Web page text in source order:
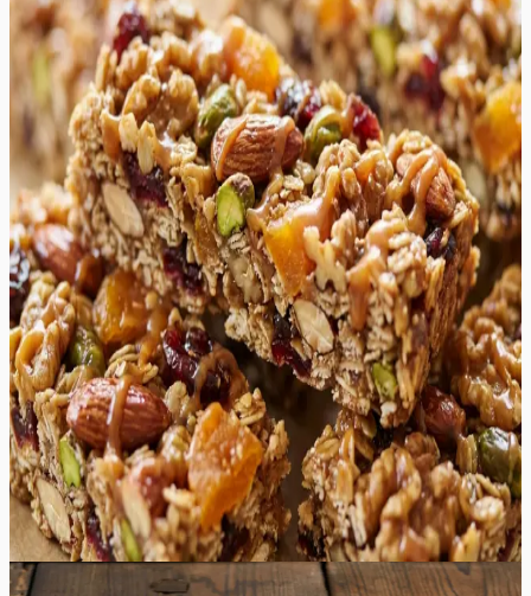
Isetehtud müslibatoonid on parim viis kontrollida oma
vahepalade toiteväärtust ja vältida poeriiulitel leiduvaid
liigseid suhkruid ning säilitusaineid. See retsept on loodud
pakkumaks täiuslikku tasakaalu aeglaselt imenduvate
süsivesikute, tervislike rasvade ja loodusliku magususe
vahel, mis annab pikaajalise energiasüsti. Müslibatoonide
valmistamine kodus on tõeline aroomiteraapia – kui
röstite kaerahelbeid ja pähkleid, täitub teie köök sooja,
pähklise ja karamellise lõhnaga, mis kutsub koheselt
proovima. Need batoonid on tekstuurilt meeldivalt
nätsked, kuid samas krõmpsuvad tänu tervetele
pähklitele ja seemnetele. See on ideaalne kaaslane
kiireks hommikusöögiks tee peal, toitvaks vahepalaks
matkarajale või tervislikuks maiustuseks laste
koolipakkidesse. Kasutades mett ja naturaalset pähklivõid
sidusainena, saavutame luksusliku tekstruuri, mis ei
murene, vaid püsib kindlalt koos. Retsept on paindlik,
võimaldades teil katsetada erinevate lisanditega vastavalt
hooajale või oma maitse-eelistustele, muutes iga teo
ainulaadseks ja põnevaks kulinaarseks kogemuseks.
45min
12tk
Keskmine
5.0Hinnang: (7)